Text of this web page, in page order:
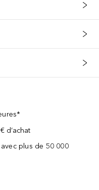
d’achat
plus de 50 000